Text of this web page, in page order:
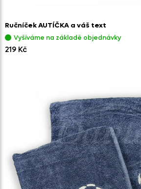
Ručníček AUTÍČKA a váš text
Vyšíváme na základě objednávky
219 Kč